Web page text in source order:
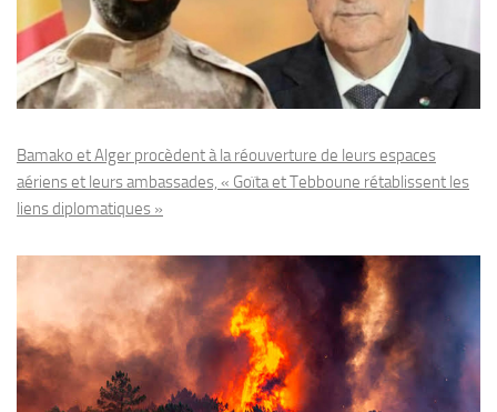
Bamako et Alger procèdent à la réouverture de leurs espaces
aériens et leurs ambassades, « Goïta et Tebboune rétablissent les
liens diplomatiques »